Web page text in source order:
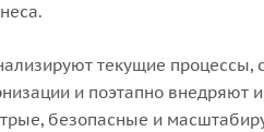
текущие процессы,
и поэтапно внедряют
безопасные и